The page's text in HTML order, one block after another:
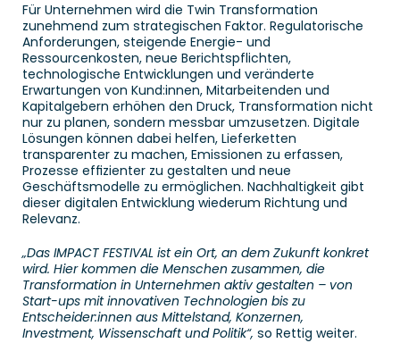
Für Unternehmen wird die Twin Transformation
zunehmend zum strategischen Faktor. Regulatorische
Anforderungen, steigende Energie- und
Ressourcenkosten, neue Berichtspflichten,
technologische Entwicklungen und veränderte
Erwartungen von Kund:innen, Mitarbeitenden und
Kapitalgebern erhöhen den Druck, Transformation nicht
nur zu planen, sondern messbar umzusetzen. Digitale
Lösungen können dabei helfen, Lieferketten
transparenter zu machen, Emissionen zu erfassen,
Prozesse effizienter zu gestalten und neue
Geschäftsmodelle zu ermöglichen. Nachhaltigkeit gibt
dieser digitalen Entwicklung wiederum Richtung und
Relevanz.
„Das IMPACT FESTIVAL ist ein Ort, an dem Zukunft konkret
wird. Hier kommen die Menschen zusammen, die
Transformation in Unternehmen aktiv gestalten – von
Start-ups mit innovativen Technologien bis zu
Entscheider:innen aus Mittelstand, Konzernen,
Investment, Wissenschaft und Politik“, so Rettig weiter.